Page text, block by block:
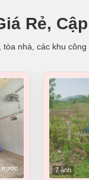
Rẻ,
nhà, các khu
trước 7 ảnh